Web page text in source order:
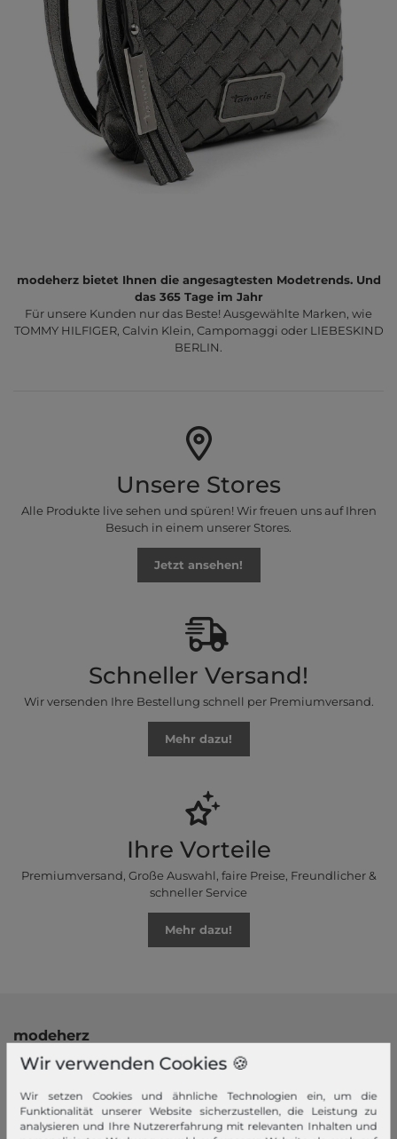
modeherz bietet Ihnen die angesagtesten Modetrends. Und
das 365 Tage im Jahr
Für unsere Kunden nur das Beste! Ausgewählte Marken, wie
TOMMY HILFIGER, Calvin Klein, Campomaggi oder LIEBESKIND
BERLIN.
Unsere Stores
Alle Produkte live sehen und spüren! Wir freuen uns auf Ihren
Besuch in einem unserer Stores.
Jetzt ansehen!
Schneller Versand!
Wir versenden Ihre Bestellung schnell per Premiumversand.
Mehr dazu!
Ihre Vorteile
Premiumversand, Große Auswahl, faire Preise, Freundlicher &
schneller Service
Mehr dazu!
modeherz
Impressum
Widerrufsrecht
Datenschutzerklärung
Wir verwenden Cookies 🍪
Wir setzen Cookies und ähnliche Technologien ein, um die
Funktionalität unserer Website sicherzustellen, die Leistung zu
analysieren und Ihre Nutzererfahrung mit relevanten Inhalten und